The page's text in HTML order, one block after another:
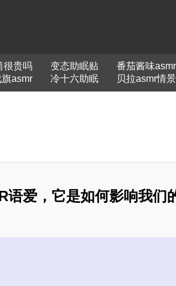
很贵吗 变态助眠贴 番茄酱味asmr
旗asmr 冷十六助眠 贝拉asmr情景
语爱，它是如何影响我们